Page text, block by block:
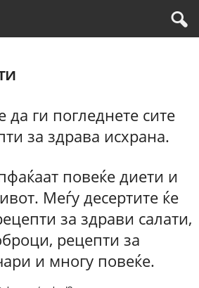
ги погледнете сите
за здрава исхрана.
повеќе диети и
Меѓу десертите ќе
за здрави салати,
рецепти за
и многу повеќе.